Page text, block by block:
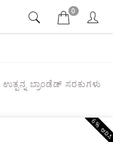
0
ಬ್ರಾಂಡೆಡ್ ಸರಕುಗಳು
6%